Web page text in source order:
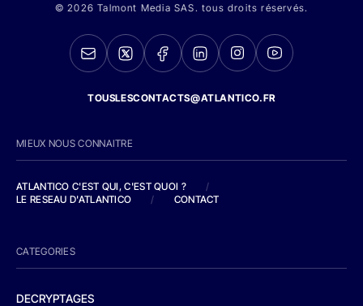
© 2026 Talmont Media SAS. tous droits réservés.
TOUSLESCONTACTS@ATLANTICO.FR
MIEUX NOUS CONNAITRE
ATLANTICO C'EST QUI, C'EST QUOI ?
/
LE RESEAU D'ATLANTICO
/ CONTACT
CATEGORIES
DECRYPTAGES